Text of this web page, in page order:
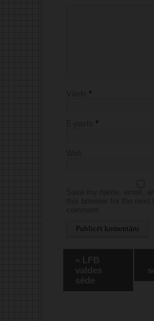
*
*